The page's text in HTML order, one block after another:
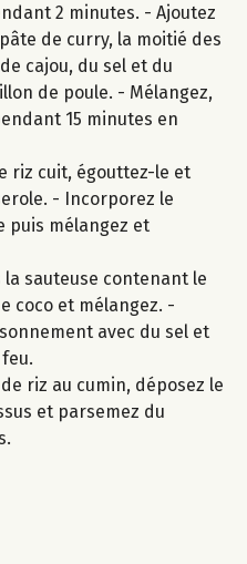
2 minutes. - Ajoutez
de curry, la moitié des
cajou, du sel et du
de poule. - Mélangez,
15 minutes en
riz cuit, égouttez-le et
- Incorporez le
puis mélangez et
la sauteuse contenant le
coco et mélangez. -
avec du sel et
de riz au cumin, déposez le
et parsemez du